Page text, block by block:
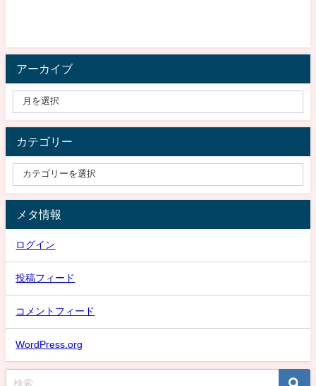
アーカイブ
カテゴリー
メタ情報
ログイン
投稿フィード
コメントフィード
WordPress.org